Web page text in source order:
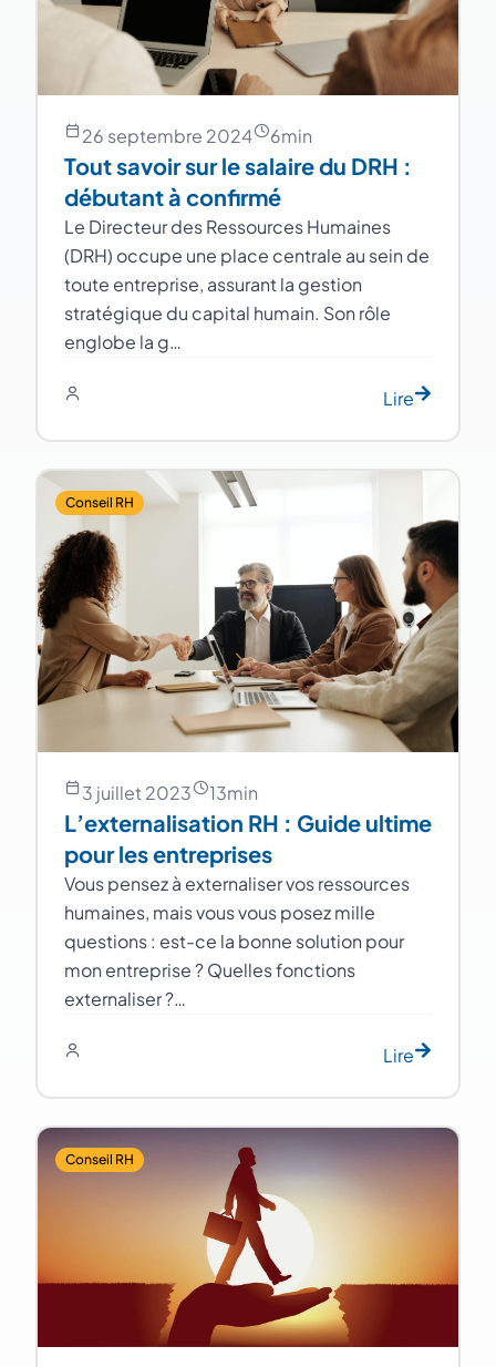
26 septembre 2024 6min
Tout savoir sur le salaire du DRH :
débutant à confirmé
Le Directeur des Ressources Humaines
(DRH) occupe une place centrale au sein de
toute entreprise, assurant la gestion
stratégique du capital humain. Son rôle
englobe la g…
Lire
Conseil RH
3 juillet 2023 13min
L’externalisation RH : Guide ultime
pour les entreprises
Vous pensez à externaliser vos ressources
humaines, mais vous vous posez mille
questions : est-ce la bonne solution pour
mon entreprise ? Quelles fonctions
externaliser ?…
Lire
Conseil RH